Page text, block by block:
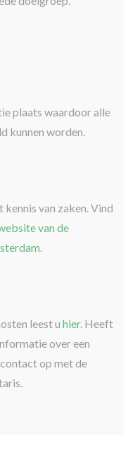
plaats waardoor alle
kunnen worden.
kennis van zaken. Vind
van de
.
leest u hier. Heeft
over een
op met de